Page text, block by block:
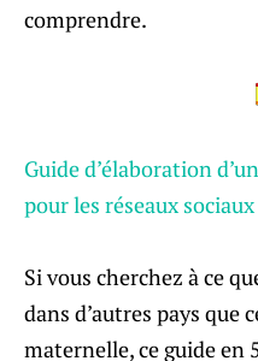
comprendre.
Guide d’élaboration
pour les réseaux sociaux
Si vous cherchez à ce
dans d’autres pays que
maternelle, ce guide en